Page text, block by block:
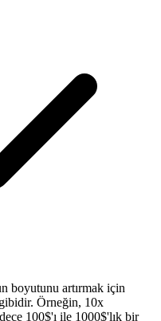
boyutunu artırmak için
Örneğin, 10x
100$'ı ile 1000$'lık bir